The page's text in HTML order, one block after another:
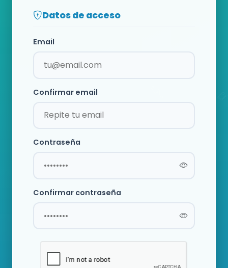
Datos de acceso
Email
Confirmar email
Contraseña
Confirmar contraseña